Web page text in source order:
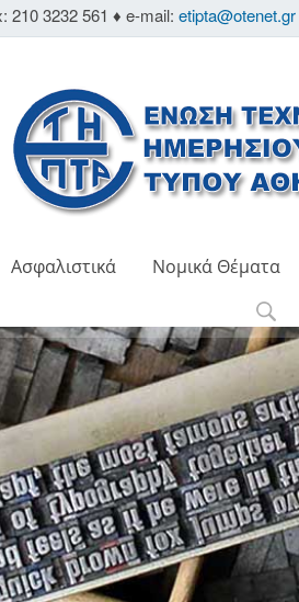
210 3232 561 ♦ e-mail: etipta@otenet.gr
Ασφαλιστικά Νομικά Θέματα